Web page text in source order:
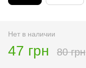
Нет в наличии
47 грн 80 грн